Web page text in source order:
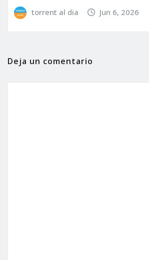
torrent al dia Jun 6, 2026
Deja un comentario